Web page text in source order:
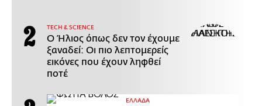
ΤECH & SCIENCE
Ο Ήλιος όπως δεν τον έχουμε
ξαναδεί: Οι πιο λεπτομερείς
εικόνες που έχουν ληφθεί
ποτέ
ΕΛΛΑΔΑ